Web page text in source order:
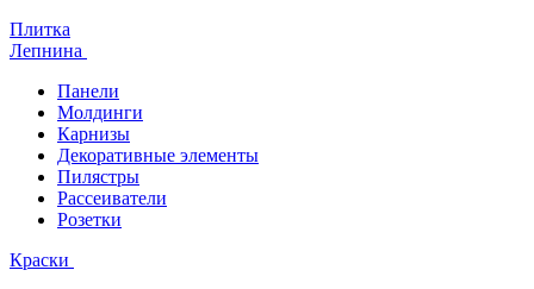
Плитка
Лепнина
Панели
Молдинги
Карнизы
Декоративные элементы
Пилястры
Рассеиватели
Розетки
Краски